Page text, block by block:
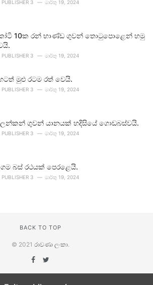
PUBLISHER 3 මාර්තු 19, 2024
10ක රන් භාණ්ඩ ගුවන් තොටුපොළෙන් හමු
PUBLISHER 3 මාර්තු 19, 2024
මුළු රටම රත් වෙයි.
PUBLISHER 3 මාර්තු 19, 2024
ලන්කන් ගුවන් යානයක් හදිසියේ ගොඩබස්වයි.
PUBLISHER 3 මාර්තු 19, 2024
බස් රථයක් පෙරළෙයි.
PUBLISHER 3 මාර්තු 19, 2024
BACK TO TOP
© 2021 රාවණා ලංකා.